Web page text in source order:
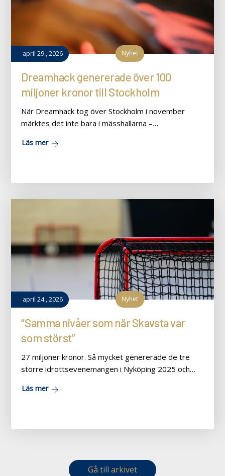
april 29 ,2026 Nyhet
Dreamhack genererade över 100
miljoner kronor till Stockholm
När Dreamhack tog över Stockholm i november
märktes det inte bara i mässhallarna –…
Läs mer
april 24,2026 Nyhet
“Samma nivåer som när Skavsta var
som störst”
27 miljoner kronor. Så mycket genererade de tre
större idrottsevenemangen i Nyköping 2025 och…
Läs mer
Gå till arkivet